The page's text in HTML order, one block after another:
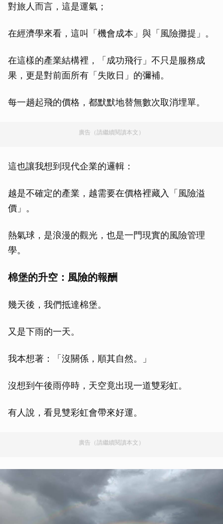
對旅人而言，這是運氣；
在經濟學來看，這叫「機會成本」與「風險攤提」。
在這樣的產業結構裡，「成功飛行」不只是服務成
果，更是對前面所有「失敗日」的彌補。
每一趟起飛的價格，都默默地替無數次取消埋單。
廣告（請繼續閱讀本文）
這也讓我想到現代企業的邏輯：
越是不確定的產業，越需要在價格裡藏入「風險溢
價」。
熱氣球，是浪漫的觀光，也是一門現實的風險管理
學。
棉堡的升空：風險的報酬
幾天後，我們抵達棉堡。
又是下雨的一天。
我本想著：「沒關係，順其自然。」
沒想到午後雨停時，天空竟出現一道雙彩虹。
有人說，看見雙彩虹會帶來好運。
廣告（請繼續閱讀本文）